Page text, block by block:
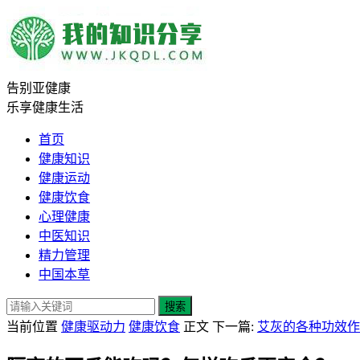
告别亚健康
乐享健康生活
首页
健康知识
健康运动
健康饮食
心理健康
中医知识
精力管理
中国本草
搜索
当前位置 健康驱动力 健康饮食 正文 下一篇: 艾灰的各种功效